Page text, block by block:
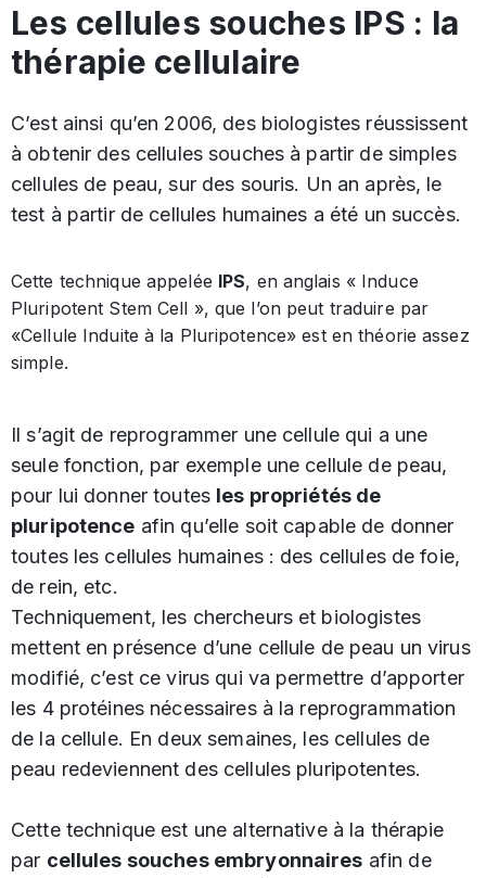
Les cellules souches IPS : la
thérapie cellulaire
C’est ainsi qu’en 2006, des biologistes réussissent
à obtenir des cellules souches à partir de simples
cellules de peau, sur des souris. Un an après, le
test à partir de cellules humaines a été un succès.
Cette technique appelée IPS, en anglais « Induce
Pluripotent Stem Cell », que l’on peut traduire par
«Cellule Induite à la Pluripotence» est en théorie assez
simple.
Il s’agit de reprogrammer une cellule qui a une
seule fonction, par exemple une cellule de peau,
pour lui donner toutes les propriétés de
pluripotence afin qu’elle soit capable de donner
toutes les cellules humaines : des cellules de foie,
de rein, etc.
Techniquement, les chercheurs et biologistes
mettent en présence d’une cellule de peau un virus
modifié, c’est ce virus qui va permettre d’apporter
les 4 protéines nécessaires à la reprogrammation
de la cellule. En deux semaines, les cellules de
peau redeviennent des cellules pluripotentes.
Cette technique est une alternative à la thérapie
par cellules souches embryonnaires afin de